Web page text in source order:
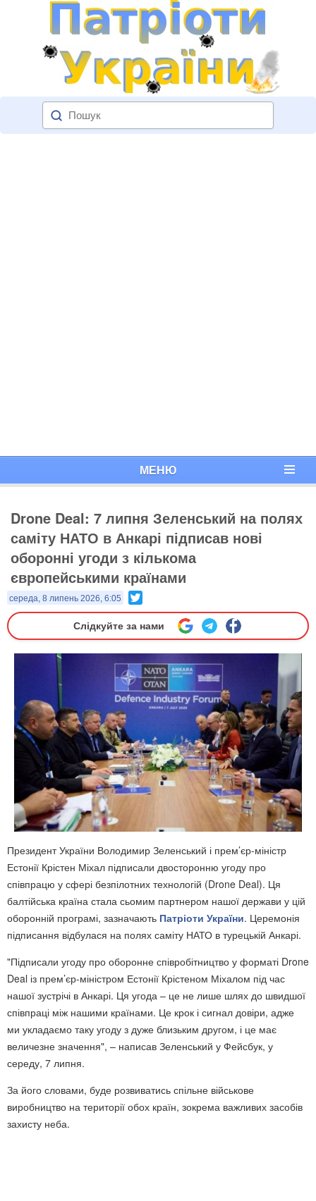
МЕНЮ
Drone Deal: 7 липня Зеленський на полях
саміту НАТО в Анкарі підписав нові
оборонні угоди з кількома
європейськими країнами
середа, 8 липень 2026, 6:05
Слідкуйте за нами
Президент України Володимир Зеленський і прем’єр-міністр
Естонії Крістен Міхал підписали двосторонню угоду про
співпрацю у сфері безпілотних технологій (Drone Deal). Ця
балтійська країна стала сьомим партнером нашої держави у цій
оборонній програмі, зазначають Патріоти України. Церемонія
підписання відбулася на полях саміту НАТО в турецькій Анкарі.
"Підписали угоду про оборонне співробітництво у форматі Drone
Deal із прем’єр-міністром Естонії Крістеном Міхалом під час
нашої зустрічі в Анкарі. Ця угода – це не лише шлях до швидшої
співпраці між нашими країнами. Це крок і сигнал довіри, адже
ми укладаємо таку угоду з дуже близьким другом, і це має
величезне значення", – написав Зеленський у Фейсбук, у
середу, 7 липня.
За його словами, буде розвиватись спільне військове
виробництво на території обох країн, зокрема важливих засобів
захисту неба.